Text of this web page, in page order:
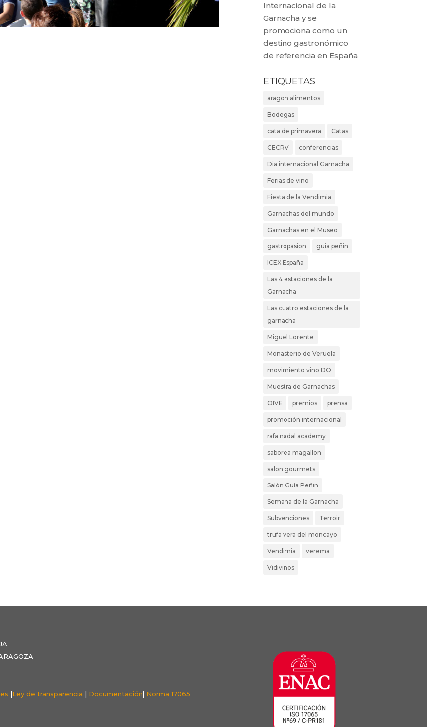
Internacional de la
Garnacha y se
promociona como un
destino gastronómico
de referencia en España
ETIQUETAS
aragon alimentos
Bodegas
cata de primavera Catas
CECRV conferencias
Dia internacional Garnacha
Ferias de vino
Fiesta de la Vendimia
Garnachas del mundo
Garnachas en el Museo
gastropasion guia peñin
ICEX España
Las 4 estaciones de la
Garnacha
Las cuatro estaciones de la
garnacha
Miguel Lorente
Monasterio de Veruela
movimiento vino DO
Muestra de Garnachas
OIVE premios prensa
promoción internacional
rafa nadal academy
saborea magallon
salon gourmets
Salón Guía Peñin
Semana de la Garnacha
Subvenciones Terroir
trufa vera del moncayo
Vendimia verema
Vidivinos
|Ley de transparencia | Documentación| Norma 17065